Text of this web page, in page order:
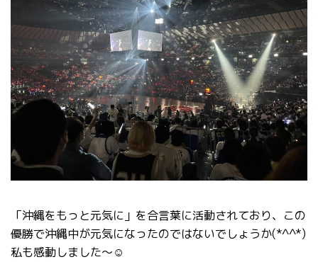
「沖縄をもっと元気に」を合言葉に活動されており、この
優勝で沖縄中が元気になったのではないでしょうか(*^^*)
私も感動しました～☺